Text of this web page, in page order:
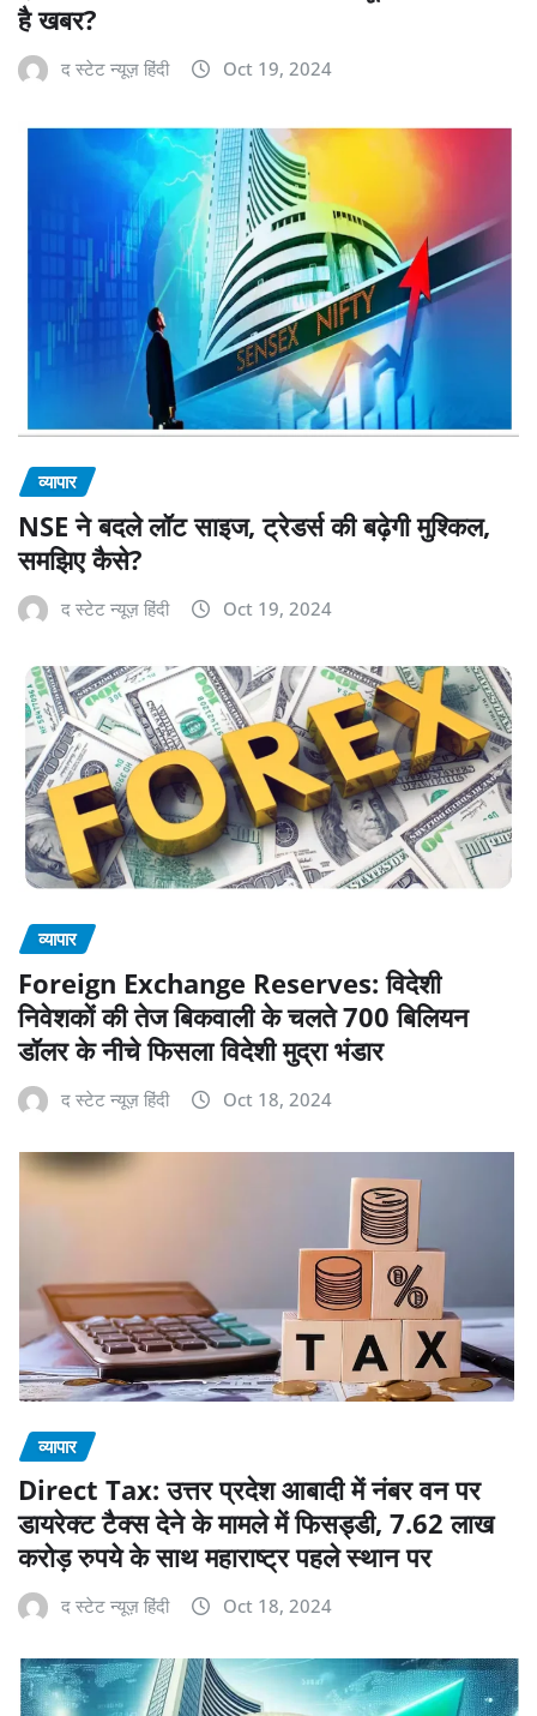
है खबर?
द स्टेट न्यूज़ हिंदी Oct 19, 2024
व्यापार
NSE ने बदले लॉट साइज, ट्रेडर्स की बढ़ेगी मुश्किल,
समझिए कैसे?
द स्टेट न्यूज़ हिंदी Oct 19, 2024
व्यापार
Foreign Exchange Reserves: विदेशी
निवेशकों की तेज बिकवाली के चलते 700 बिलियन
डॉलर के नीचे फिसला विदेशी मुद्रा भंडार
द स्टेट न्यूज़ हिंदी Oct 18, 2024
व्यापार
Direct Tax: उत्तर प्रदेश आबादी में नंबर वन पर
डायरेक्ट टैक्स देने के मामले में फिसड्डी, 7.62 लाख
करोड़ रुपये के साथ महाराष्ट्र पहले स्थान पर
द स्टेट न्यूज़ हिंदी Oct 18, 2024